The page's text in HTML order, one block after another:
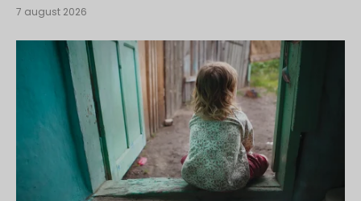
7 august 2026